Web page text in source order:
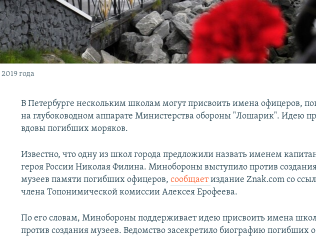
года
В Петербурге нескольким школам могут присвоить имена офицеров,
на глубоководном аппарате Министерства обороны "Лошарик". Идею
вдовы погибших моряков.
Известно, что одну из школ города предложили назвать именем
героя России Николая Филина. Минобороны выступило против
музеев памяти погибших офицеров,сообщаетиздание Znak.com со
члена Топонимической комиссии Алексея Ерофеева.
По его словам, Минобороны поддерживает идею присвоить имена
против создания музеев. Ведомство засекретило биографию погибших